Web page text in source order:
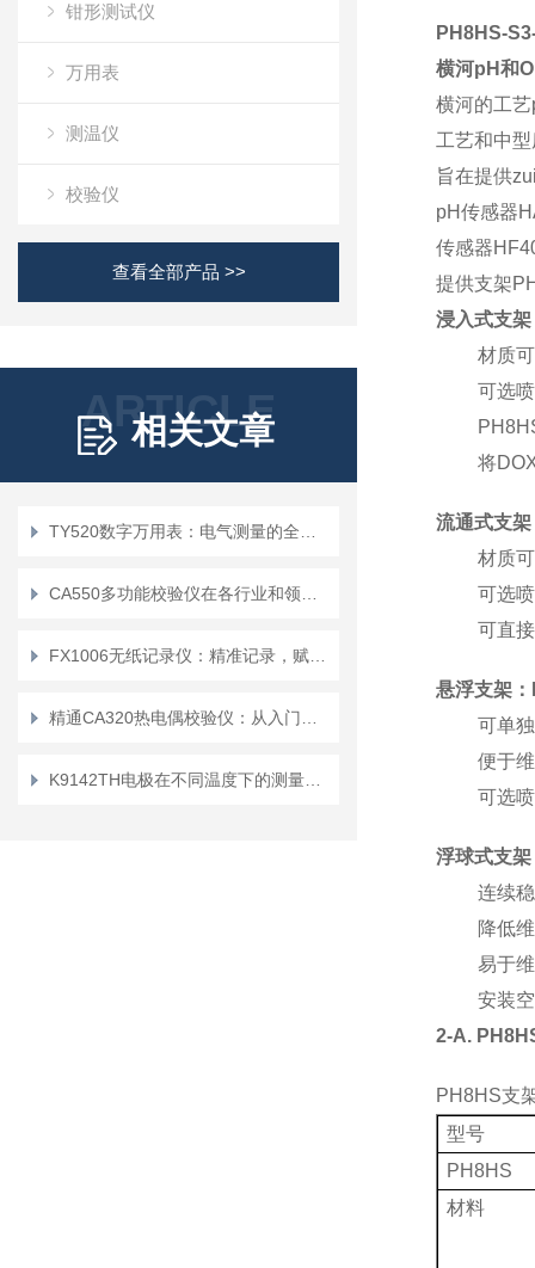
钳形测试仪
万用表
测温仪
校验仪
查看全部产品 >>
ARTICLE
相关文章
PH8HS-
横河pH和
横河的工
工艺和中
旨在提供
pH传感器
传感器
提供支架
浸入式支
材质
可选
将
流通式支
材质
可选
可直
悬浮支架
可单
便于
可选
浮球式支
连续
降低
易于
安装
2-A.
PH8HS支
型号
PH8HS
材料